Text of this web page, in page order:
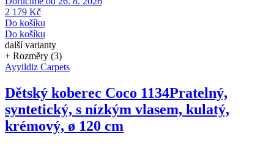
2 179 Kč
Do košíku
Do košíku
další varianty
+ Rozměry (3)
Ayyildiz Carpets
Dětský koberec Coco 1134Pratelný,
syntetický, s nízkým vlasem, kulatý,
krémový, ø 120 cm